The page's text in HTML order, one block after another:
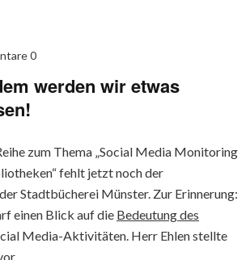
0
werden wir etwas
zum Thema „Social Media Monitoring
fehlt jetzt noch der
Stadtbücherei Münster. Zur Erinnerung:
einen Blick auf die Bedeutung des
Media-Aktivitäten. Herr Ehlen stellte